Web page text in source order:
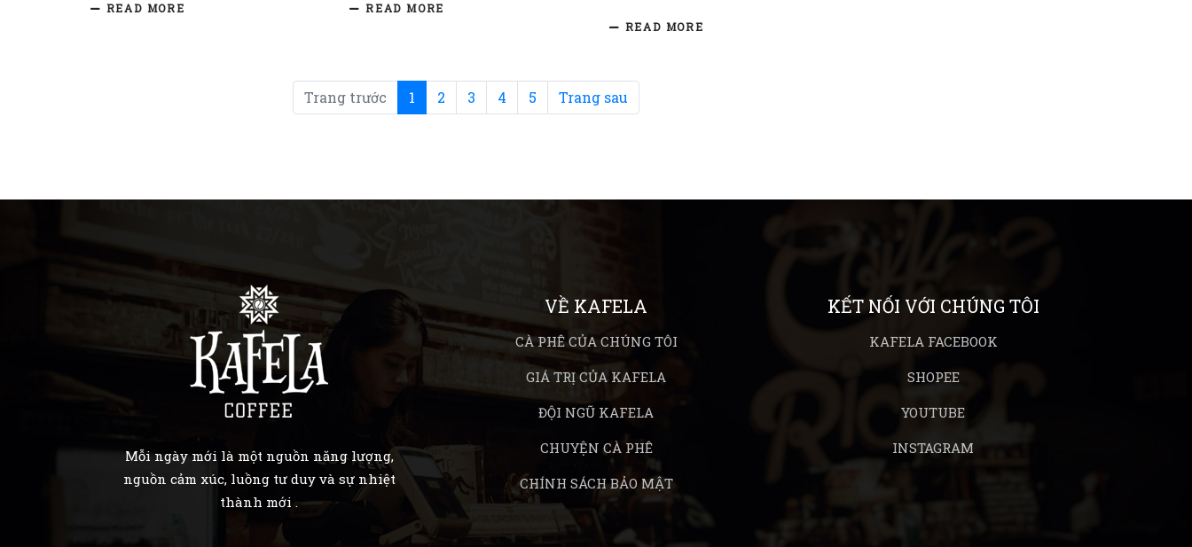
lựa chọn các loại hạt cà phê chất
chuẩn quốc tế để thưởng thức cà
phê nguyên chất 100% với hương
READ MORE
được hương vị tuyệt hảo của cà
chăm chú có thể cảm nhận được
trọn vẹn những hương vị cà phê
READ MORE
người được tận hưởng mùi hương
tầng hương đầu tiên, và “nốt dạo
đầu” thì luôn được coi là bước đệm,
READ MORE
Trang trước 1 (current)
2 3 4 5 Trang sau
Mỗi ngày mới là một nguồn năng lượng,
nguồn cảm xúc, luồng tư duy và sự nhiệt
thành mới .
VỀ KAFELA
CÀ PHÊ CỦA CHÚNG TÔI
GIÁ TRỊ CỦA KAFELA
ĐỘI NGŨ KAFELA
CHUYỆN CÀ PHÊ
CHÍNH SÁCH BẢO MẬT
KẾT NỐI VỚI CHÚNG TÔI
KAFELA FACEBOOK
SHOPEE
YOUTUBE
INSTAGRAM